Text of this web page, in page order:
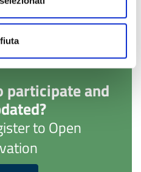
participate and
to Open